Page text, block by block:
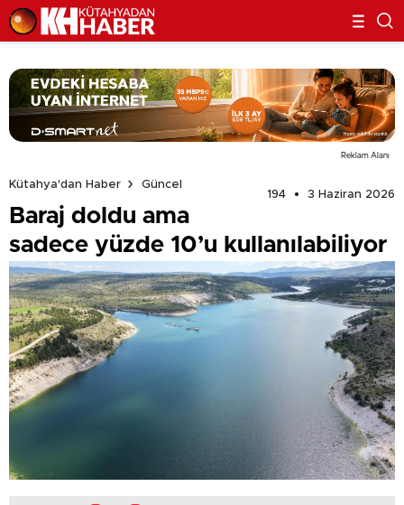
Reklam Alanı
Kütahya'dan Haber
Güncel
194
3 Haziran 2026
Baraj doldu ama
sadece yüzde 10’u kullanılabiliyor